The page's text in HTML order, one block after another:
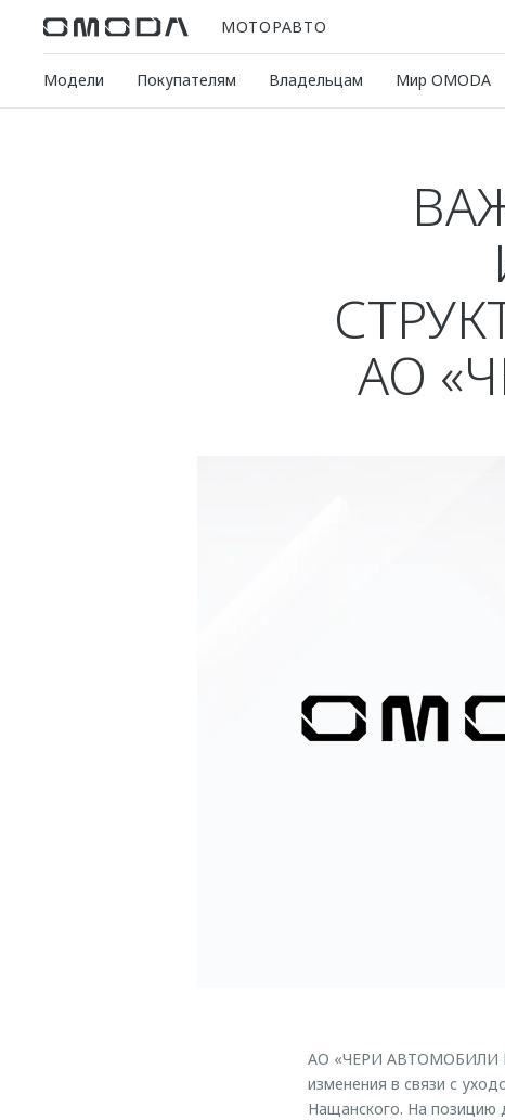
МОТОРАВТО
Модели Покупателям Владельцам Мир OMODA
АО
АО «ЧЕРИ АВТОМОБИЛИ
изменения в связи с
Нащанского. На позицию